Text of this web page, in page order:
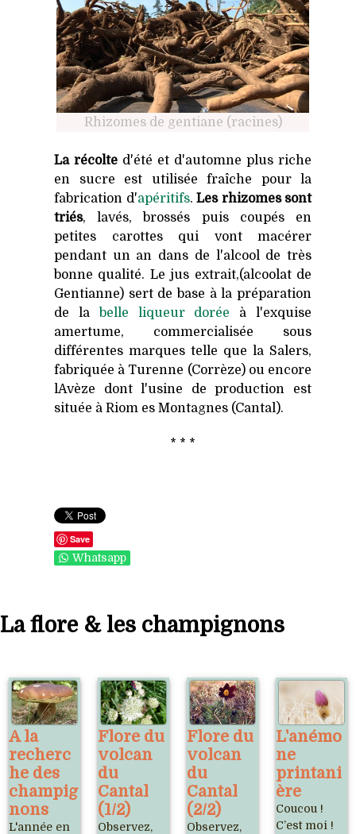
Rhizomes de gentiane (racines)
La récolte d'été et d'automne plus riche
en sucre est utilisée fraîche pour la
fabrication d'apéritifs. Les rhizomes sont
triés, lavés, brossés puis coupés en
petites carottes qui vont macérer
pendant un an dans de l'alcool de très
bonne qualité. Le jus extrait,(alcoolat de
Gentianne) sert de base à la préparation
de la
belle liqueur dorée à l'exquise
amertume, commercialisée sous
différentes marques telle que la Salers,
fabriquée à Turenne (Corrèze) ou encore
lAvèze dont l'usine de production est
située à Riom es Montagnes (Cantal).
* * *
Save
Whatsapp
La flore & les champignons
A la
recherc
he des
champig
nons
L'année en
Flore du
volcan
du
Cantal
(1/2)
Observez,
Flore du
volcan
du
Cantal
(2/2)
Observez,
L'anémo
ne
printani
ère
Coucou !
C’est moi !